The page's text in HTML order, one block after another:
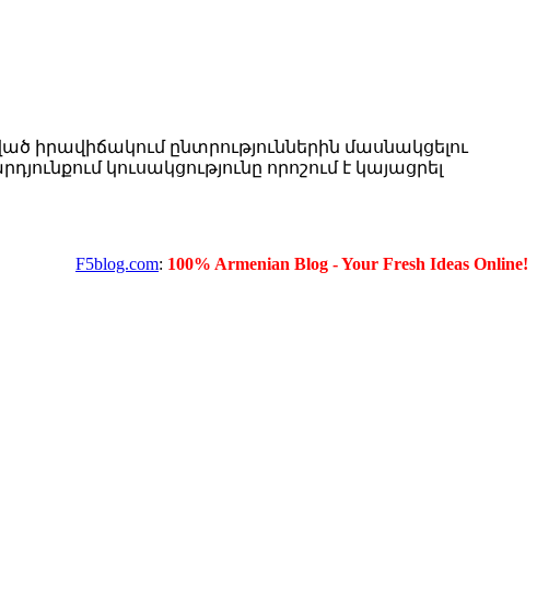
իրավիճակում ընտրություններին մասնակցելու
կուսակցությունը որոշում է կայացրել
F5blog.com: 100% Armenian Blog - Your Fresh Ideas Online!